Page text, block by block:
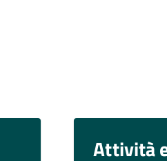
Attività